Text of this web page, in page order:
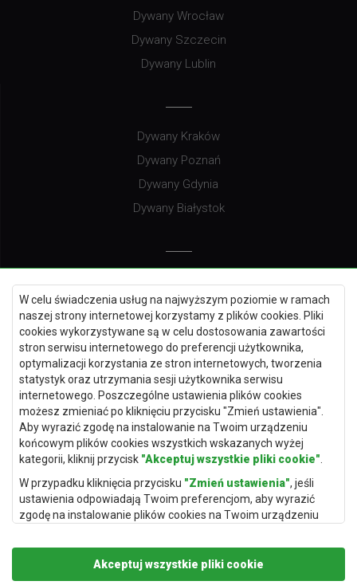
W celu świadczenia usług na najwyższym poziomie w ramach
naszej strony internetowej korzystamy z plików cookies. Pliki
cookies wykorzystywane są w celu dostosowania zawartości
stron serwisu internetowego do preferencji użytkownika,
optymalizacji korzystania ze stron internetowych, tworzenia
statystyk oraz utrzymania sesji użytkownika serwisu
internetowego. Poszczególne ustawienia plików cookies
możesz zmieniać po kliknięciu przycisku "Zmień ustawienia".
Aby wyrazić zgodę na instalowanie na Twoim urządzeniu
końcowym plików cookies wszystkich wskazanych wyżej
kategorii, kliknij przycisk "Akceptuj wszystkie pliki cookie"
W przypadku kliknięcia przycisku "Zmień ustawienia", jeśli
ustawienia odpowiadają Twoim preferencjom, aby wyrazić
zgodę na instalowanie plików cookies na Twoim urządzeniu
"Zapisz i zaakceptuj".
Podstawą przetwarzania danych osobowych, w zakresie w
Akceptuj wszystkie pliki cookie
Dywany Wrocław
Dywany Szczecin
Dywany Lublin
Dywany Kraków
Dywany Poznań
Dywany Gdynia
Dywany Białystok
Dywany Gdańsk
Dywany Toruń
Dywany Bydgoszcz
Dywany Łódź
Dywany Katowice
Dywany Częstochowa